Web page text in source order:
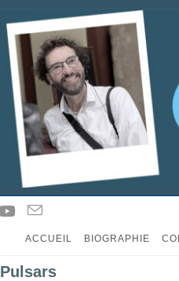
ACCUEIL BIOGRAPHIE
Pulsars